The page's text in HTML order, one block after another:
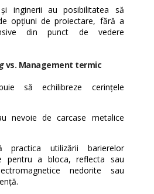
inginerii au posibilitatea să
opțiuni de proiectare, fără a
din punct de vedere
vs. Management termic
să echilibreze cerințele
nevoie de carcase metalice
practica utilizării barierelor
pentru a bloca, reflecta sau
nedorite sau
.